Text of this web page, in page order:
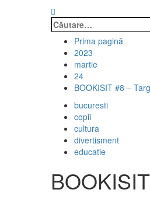
Caută
după:
Prima pagină
2023
martie
24
BOOKISIT #8 –
bucuresti
copii
cultura
divertisment
educatie